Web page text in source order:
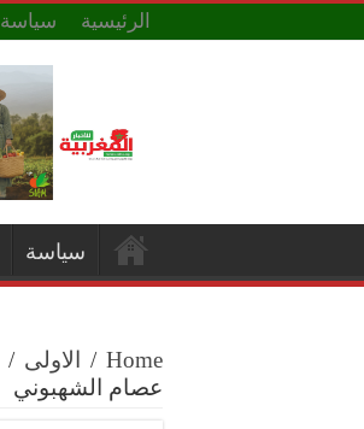
الرئيسية سياسة
سياسة
Home
/ الاولى /
عصام الشهبوني